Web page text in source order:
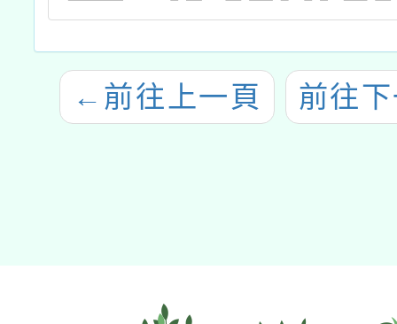
← 前往上一頁 前往